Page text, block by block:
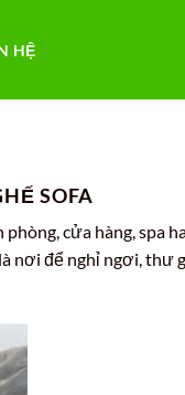
HỆ
SOFA
cửa hàng, spa
nơi để nghỉ ngơi, thư